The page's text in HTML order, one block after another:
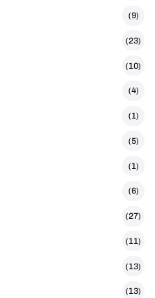
(9)
(23)
(10)
(4)
(1)
(5)
(1)
(6)
(27)
(11)
(13)
(13)